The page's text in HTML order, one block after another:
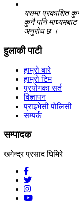
यसमा प्रकाशित
कुनै पनि
अनुरोध छ ।
हुलाकी पाटी
हाम्रो बारे
हाम्रो टिम
प्रयोगका सर्त
विज्ञापन
प्राइभेसी पोलिसी
सम्पर्क
सम्पादक
खगेन्द्र प्रसाद घिमिरे